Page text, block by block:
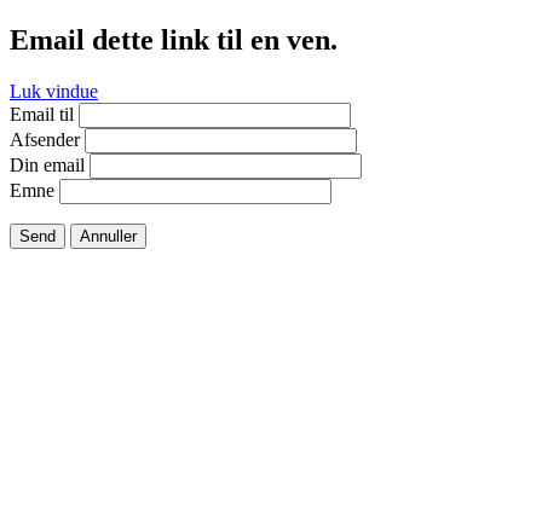
Email dette link til en ven.
Luk vindue
Email til
Afsender
Din email
Emne
Send Annuller